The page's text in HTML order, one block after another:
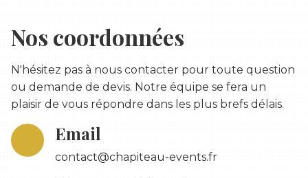
Nos coordonnées
N'hésitez pas à nous contacter pour toute question
ou demande de devis. Notre équipe se fera un
plaisir de vous répondre dans les plus brefs délais.
Email
contact@chapiteau-events.fr